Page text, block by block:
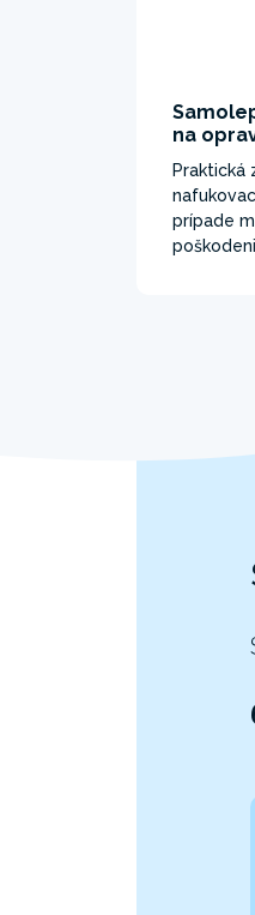
na
Praktická
prípade